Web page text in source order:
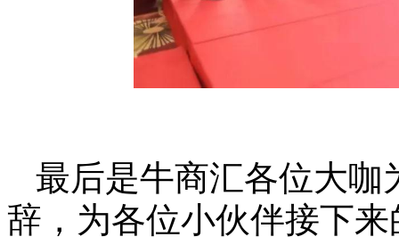
最后是牛商汇各位大咖
辞，为各位小伙伴接下